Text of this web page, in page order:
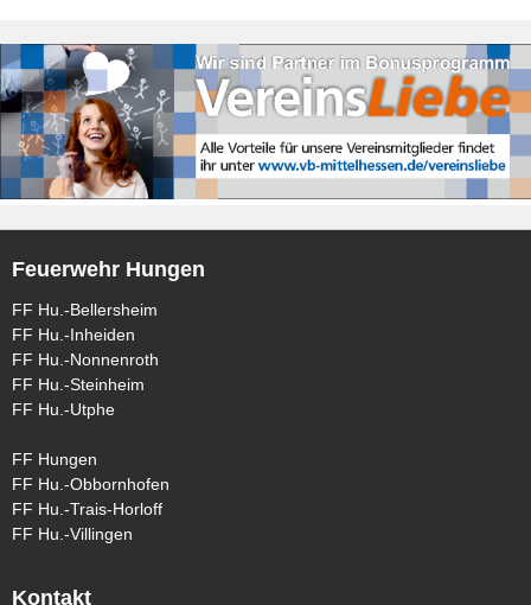
Feuerwehr Hungen
FF Hu.-Bellersheim
FF Hu.-Inheiden
FF Hu.-Nonnenroth
FF Hu.-Steinheim
FF Hu.-Utphe
FF Hungen
FF Hu.-Obbornhofen
FF Hu.-Trais-Horloff
FF Hu.-Villingen
Kontakt